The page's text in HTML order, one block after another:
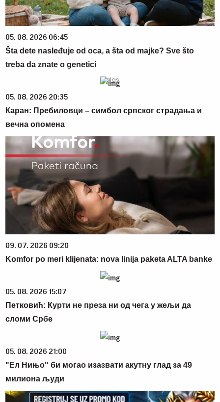
05. 08. 2026 06:45
Šta dete nasleđuje od oca, a šta od majke? Sve što
treba da znate o genetici
05. 08. 2026 20:35
Каран: Пребиловци – симбол српског страдања и
вечна опомена
09. 07. 2026 09:20
Komfor po meri klijenata: nova linija paketa ALTA banke
05. 08. 2026 15:07
Петковић: Курти не преза ни од чега у жељи да
сломи Србе
05. 08. 2026 21:00
"Ел Нињо" би могао изазвати акутну глад за 49
милиона људи